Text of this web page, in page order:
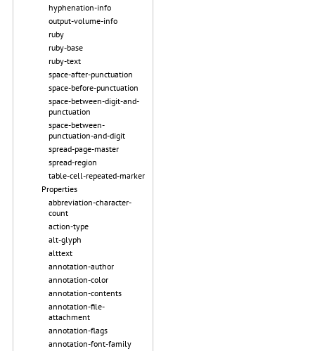
hyphenation-info
output-volume-info
ruby
ruby-base
ruby-text
space-after-punctuation
space-before-punctuation
space-between-digit-and-
punctuation
space-between-
punctuation-and-digit
spread-page-master
spread-region
table-cell-repeated-marker
Properties
abbreviation-character-
count
action-type
alt-glyph
alttext
annotation-author
annotation-color
annotation-contents
annotation-file-
attachment
annotation-flags
annotation-font-family